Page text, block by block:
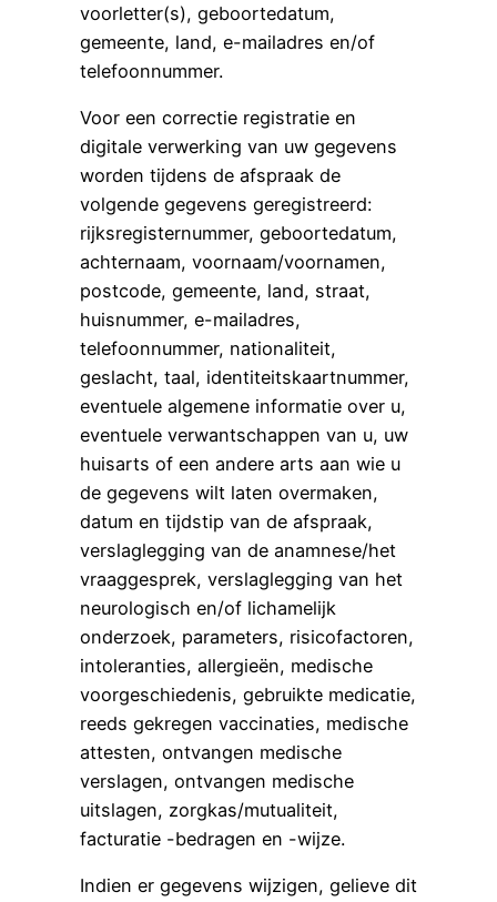
voorletter(s), geboortedatum,
gemeente, land, e-mailadres en/of
telefoonnummer.
Voor een correctie registratie en
digitale verwerking van uw gegevens
worden tijdens de afspraak de
volgende gegevens geregistreerd:
rijksregisternummer, geboortedatum,
achternaam, voornaam/voornamen,
postcode, gemeente, land, straat,
huisnummer, e-mailadres,
telefoonnummer, nationaliteit,
geslacht, taal, identiteitskaartnummer,
eventuele algemene informatie over u,
eventuele verwantschappen van u, uw
huisarts of een andere arts aan wie u
de gegevens wilt laten overmaken,
datum en tijdstip van de afspraak,
verslaglegging van de anamnese/het
vraaggesprek, verslaglegging van het
neurologisch en/of lichamelijk
onderzoek, parameters, risicofactoren,
intoleranties, allergieën, medische
voorgeschiedenis, gebruikte medicatie,
reeds gekregen vaccinaties, medische
attesten, ontvangen medische
verslagen, ontvangen medische
uitslagen, zorgkas/mutualiteit,
facturatie -bedragen en -wijze.
Indien er gegevens wijzigen, gelieve dit